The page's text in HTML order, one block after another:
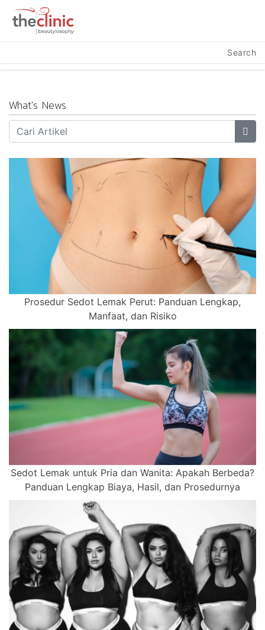
Search
What's News
Prosedur Sedot Lemak Perut: Panduan Lengkap,
Manfaat, dan Risiko
Sedot Lemak untuk Pria dan Wanita: Apakah Berbeda?
Panduan Lengkap Biaya, Hasil, dan Prosedurnya